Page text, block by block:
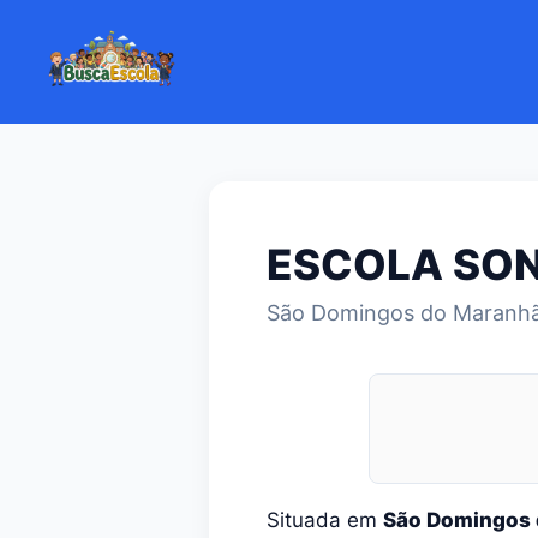
ESCOLA
São Domingos do
Situada em São